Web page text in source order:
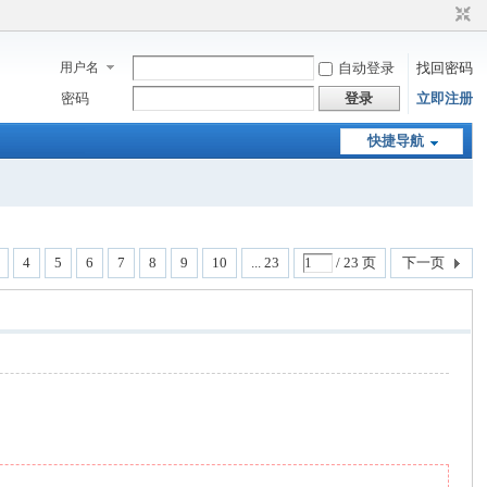
用户名 自动登录
找回密码
密码
登录 立即注册
快捷导航
4 5 6 7 8 9 10 ... 23 / 23 页 下一页